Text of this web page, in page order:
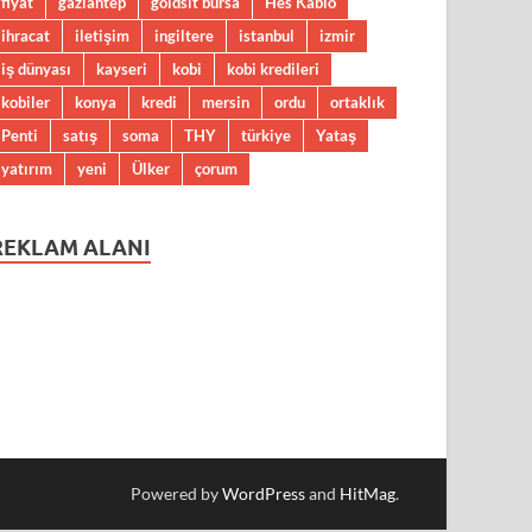
ihracat
iletişim ingiltere istanbul
izmir
iş dünyası
kayseri kobi
kobi kredileri
kobiler
konya kredi mersin ordu
ortaklık
Penti
satış soma THY türkiye
Yataş
yatırım
yeni Ülker çorum
ALANI
Powered byWordPressand HitMag.